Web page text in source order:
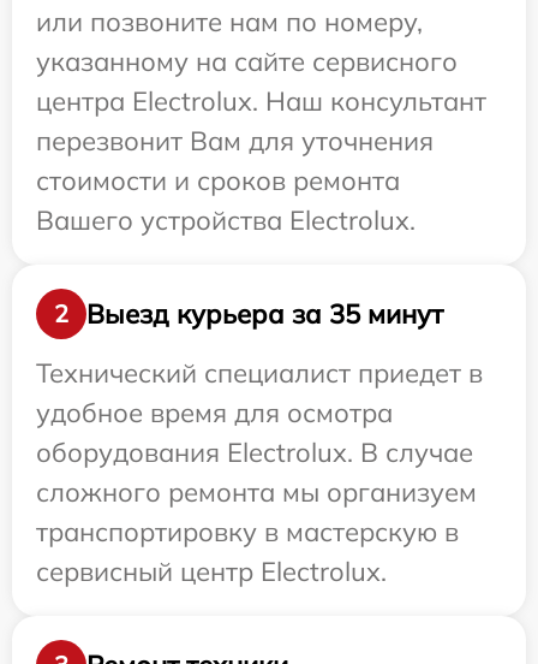
или позвоните нам по номеру,
указанному на сайте сервисного
центра Electrolux. Наш консультант
перезвонит Вам для уточнения
стоимости и сроков ремонта
Вашего устройства Electrolux.
2
Выезд курьера за 35 минут
Технический специалист приедет в
удобное время для осмотра
оборудования Electrolux. В случае
сложного ремонта мы организуем
транспортировку в мастерскую в
сервисный центр Electrolux.